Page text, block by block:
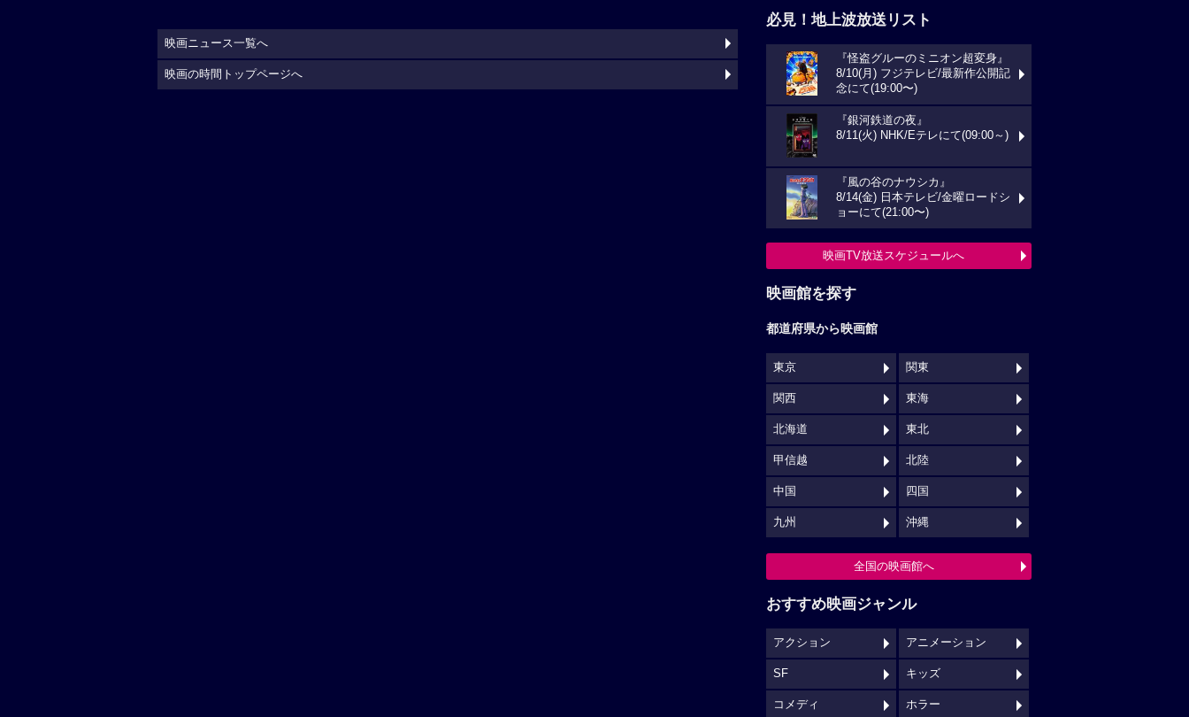
必見！地上波放送リスト
『怪盗グルーのミニオン超変身』
8/10(月) フジテレビ/最新作公開記
念にて(19:00〜)
『銀河鉄道の夜』
8/11(火) NHK/Eテレにて(09:00～)
『風の谷のナウシカ』
8/14(金) 日本テレビ/金曜ロードシ
ョーにて(21:00〜)
映画TV放送スケジュールへ
映画館を探す
都道府県から映画館
東京 関東
関西 東海
北海道 東北
甲信越 北陸
中国 四国
九州 沖縄
全国の映画館へ
おすすめ映画ジャンル
アクション アニメーション
SF キッズ
コメディ ホラー
映画ニュース一覧へ
映画の時間トップページへ